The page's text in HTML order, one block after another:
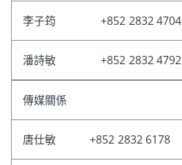
李子筠 +852 2832 4704
潘詩敏 +852 2832 4792
傳媒關係
唐仕敏 +852 2832 6178